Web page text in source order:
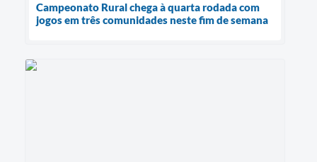
Campeonato Rural chega à quarta rodada com
jogos em três comunidades neste fim de semana